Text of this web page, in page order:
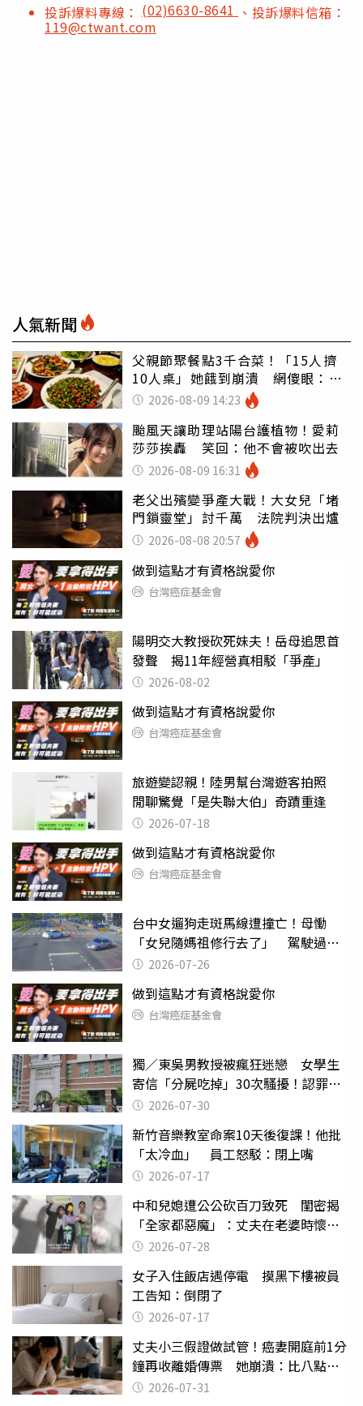
投訴爆料專線： (02)6630-8641 、投訴爆料信箱：
119@ctwant.com
人氣新聞
父親節聚餐點3千合菜！「15人擠
10人桌」她餓到崩潰 網傻眼：讓
店家看笑話
2026-08-09 14:23
颱風天讓助理站陽台護植物！愛莉
莎莎挨轟 笑回：他不會被吹出去
2026-08-09 16:31
老父出殯變爭產大戰！大女兒「堵
門鎖靈堂」討千萬 法院判決出爐
2026-08-08 20:57
做到這點才有資格說愛你
台灣癌症基金會
陽明交大教授砍死妹夫！岳母追思首
發聲 揭11年經營真相駁「爭產」
2026-08-02
做到這點才有資格說愛你
台灣癌症基金會
旅遊變認親！陸男幫台灣遊客拍照
閒聊驚覺「是失聯大伯」奇蹟重逢
2026-07-18
做到這點才有資格說愛你
台灣癌症基金會
台中女遛狗走斑馬線遭撞亡！母慟
「女兒隨媽祖修行去了」 駕駛過失
致死判9月
2026-07-26
做到這點才有資格說愛你
台灣癌症基金會
獨／東吳男教授被瘋狂迷戀 女學生
寄信「分屍吃掉」30次騷擾！認罪免
關 2026-07-30
新竹音樂教室命案10天後復課！他批
「太冷血」 員工怒駁：閉上嘴
2026-07-17
中和兒媳遭公公砍百刀致死 閨密揭
「全家都惡魔」：丈夫在老婆時懷孕
摔東西
2026-07-28
女子入住飯店遇停電 摸黑下樓被員
工告知：倒閉了
2026-07-17
丈夫小三假證做試管！癌妻開庭前1分
鐘再收離婚傳票 她崩潰：比八點檔
還扯2026-07-31